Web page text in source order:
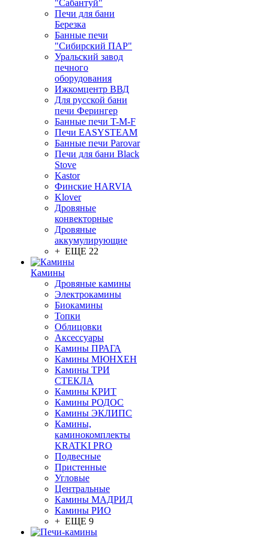
"Сабантуй"
Печи для бани
Березка
Банные печи
"Сибирский ПАР"
Уральский завод
печного
оборудования
Ижкомцентр ВВД
Для русской бани
печи Ферингер
Банные печи T-M-F
Печи EASYSTEAM
Банные печи Parovar
Печи для бани Black
Stove
Kastor
Финские HARVIA
Klover
Дровяные
конвекторные
Дровяные
аккумулирующие
+ ЕЩЕ 22
Камины
Дровяные камины
Электрокамины
Биокамины
Топки
Облицовки
Аксессуары
Камины ПРАГА
Камины МЮНХЕН
Камины ТРИ
СТЕКЛА
Камины КРИТ
Камины РОДОС
Камины ЭКЛИПС
Камины,
каминокомплекты
KRATKI PRO
Подвесные
Пристенные
Угловые
Центральные
Камины МАДРИД
Камины РИО
+ ЕЩЕ 9